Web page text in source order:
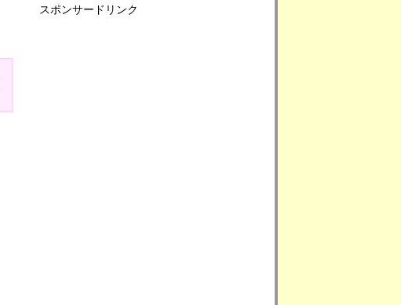
スポンサードリンク